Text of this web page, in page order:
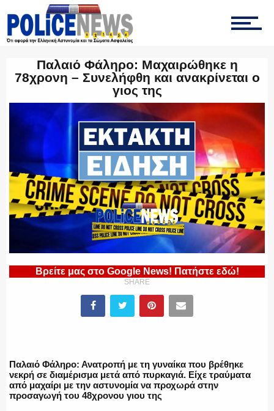
ΤΡΟΧΑΙΑ
ΟΜΑΔΑ “Ζ”
ΕΚΑΜ
ΥΑΤ/ΥΜΕΤ
ΠΥΡΟΣΒΕΣΤΙΚΗ
Παλαιό Φάληρο: Μαχαιρώθηκε η
78χρονη – Συνελήφθη και ανακρίνεται ο
γιος της
Βρείτε μας στο Google News! Πατήστε εδώ!
SHARE
Παλαιό Φάληρο: Ανατροπή με τη γυναίκα που βρέθηκε
νεκρή σε διαμέρισμα μετά από πυρκαγιά. Είχε τραύματα
από μαχαίρι με την αστυνομία να προχωρά στην
προσαγωγή του 48χρονου γιου της